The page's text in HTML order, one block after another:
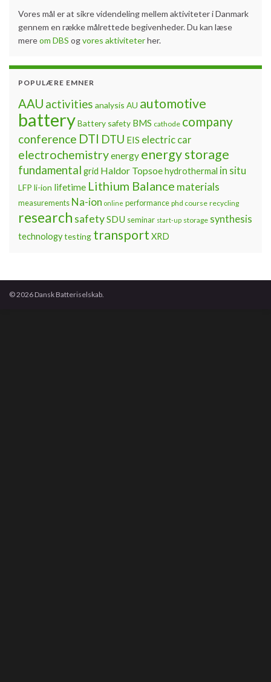
Vores mål er at sikre videndeling mellem aktiviteter i Danmark
gennem en række målrettede begivenheder. Du kan læse
mereom DBS ogvores aktiviteterher.
POPULÆRE EMNER
AAU activities analysis AU automotive
batteryBattery safety BMS cathode company
conference DTI DTU EIS electric car
electrochemistryenergy energy storage
fundamental grid Haldor Topsoehydrothermal in situ
LFP li-ion lifetime Lithium Balance materials
measurements Na-ion online performance phd course recycling
research safetySDU seminar start-up storage synthesis
technologytesting transport XRD
© 2026 Dansk Batteriselskab.